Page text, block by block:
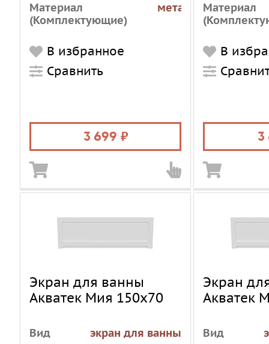
Материал
(Комплектующие)
металл
В избранное
Сравнить
3 699
Материал
В
3
Экран для ванны
Акватек Мия 150х70
Вид
экран для ванны
Экран
Акватек
Вид